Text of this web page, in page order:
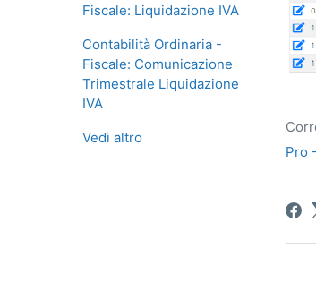
Fiscale: Liquidazione IVA
Contabilità Ordinaria -
Fiscale: Comunicazione
Trimestrale Liquidazione
IVA
Vedi altro
Pro